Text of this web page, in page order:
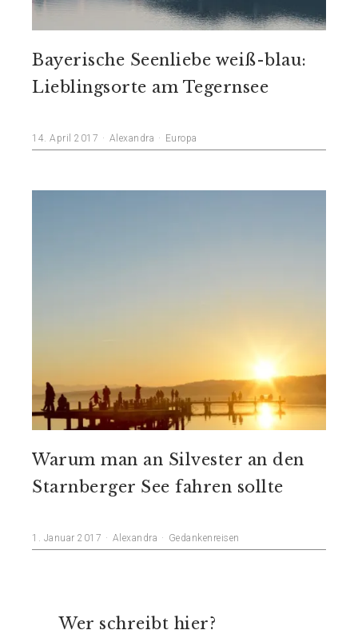
Bayerische Seenliebe weiß-blau:
Lieblingsorte am Tegernsee
14. April 2017 Alexandra Europa
Warum man an Silvester an den
Starnberger See fahren sollte
1. Januar 2017 Alexandra Gedankenreisen
Wer schreibt hier?